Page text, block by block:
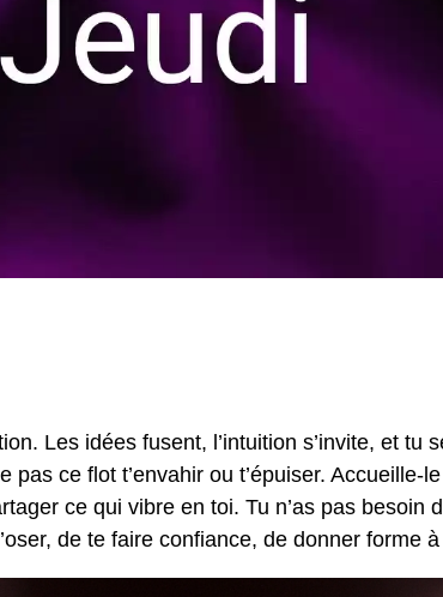
Les idées fusent, l’intuition s’invite, et tu
pas ce flot t’envahir ou t’épuiser. Accueille-
ce qui vibre en toi. Tu n’as pas besoin
de te faire confiance, de donner forme à